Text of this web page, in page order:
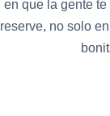
en que la gente
reserve, no solo